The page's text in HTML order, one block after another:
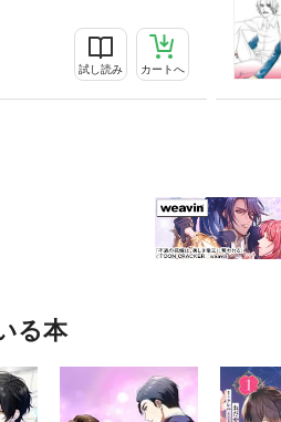
試し読み カートへ
る本